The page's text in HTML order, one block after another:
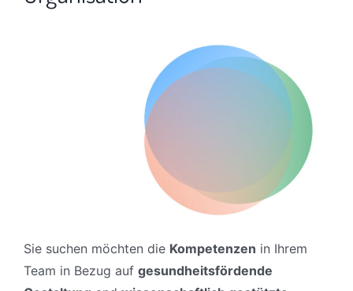
Sie suchen möchten die Kompetenzen in Ihrem
Team in Bezug auf gesundheitsfördende